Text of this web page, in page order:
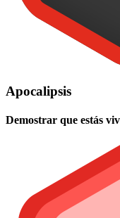
Apocalipsis
Demostrar que estás